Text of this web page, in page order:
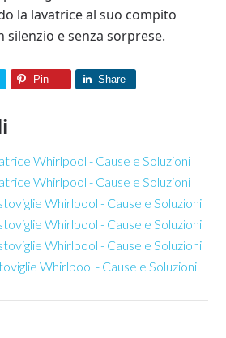
la lavatrice al suo compito
silenzio e senza sorprese.
Pin Share
Whirlpool - Cause e Soluzioni​
Whirlpool - Cause e Soluzioni​
Whirlpool - Cause e Soluzioni​
Whirlpool - Cause e Soluzioni​
Whirlpool - Cause e Soluzioni​
Whirlpool - Cause e Soluzioni​